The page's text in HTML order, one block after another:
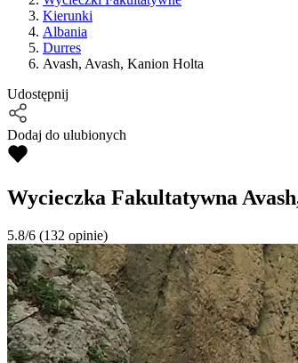
Kierunki
Albania
Durres
Avash, Avash, Kanion Holta
Udostępnij
Dodaj do ulubionych
Wycieczka Fakultatywna
5.8/6 (132 opinie)